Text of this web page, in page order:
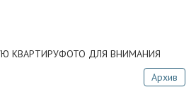
КВАРТИРУФОТО ДЛЯ ВНИМАНИЯ
Архив